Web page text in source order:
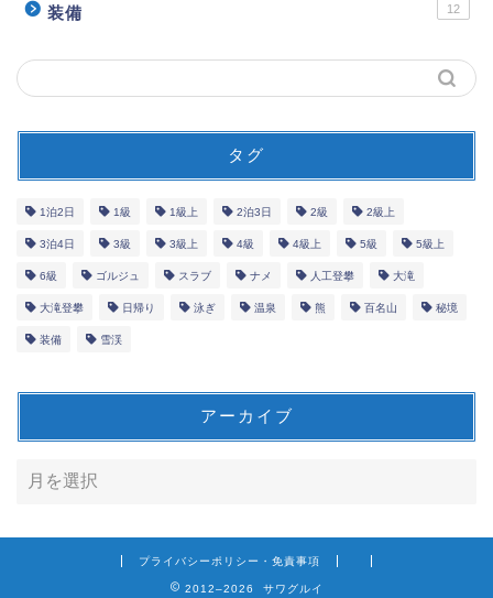
装備 12
タグ
1泊2日 1級 1級上 2泊3日 2級 2級上
3泊4日 3級 3級上 4級 4級上 5級 5級上
6級 ゴルジュ スラブ ナメ 人工登攀 大滝
大滝登攀 日帰り 泳ぎ 温泉 熊 百名山 秘境
装備 雪渓
アーカイブ
プライバシーポリシー・免責事項
2012–2026 サワグルイ